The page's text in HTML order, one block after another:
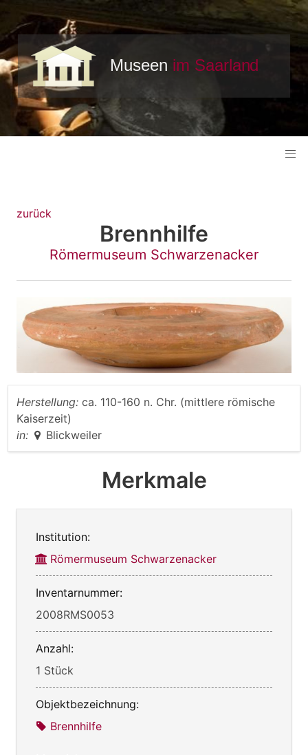
zurück
Brennhilfe
Römermuseum Schwarzenacker
Herstellung: ca. 110-160 n. Chr. (mittlere römische
Kaiserzeit)
in:
Blickweiler
Merkmale
Institution:
Römermuseum Schwarzenacker
Inventarnummer:
2008RMS0053
Anzahl:
1 Stück
Objektbezeichnung:
Brennhilfe